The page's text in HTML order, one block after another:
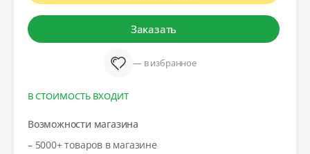
Заказать
— в избранное
В СТОИМОСТЬ ВХОДИТ
Возможности магазина
– 5000+ товаров в магазине